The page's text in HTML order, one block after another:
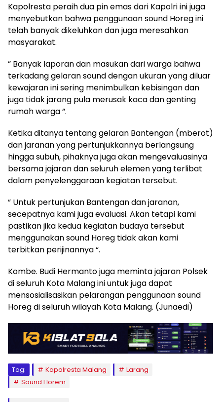
Kapolresta peraih dua pin emas dari Kapolri ini juga
menyebutkan bahwa penggunaan sound Horeg ini
telah banyak dikeluhkan dan juga meresahkan
masyarakat.
” Banyak laporan dan masukan dari warga bahwa
terkadang gelaran sound dengan ukuran yang diluar
kewajaran ini sering menimbulkan kebisingan dan
juga tidak jarang pula merusak kaca dan genting
rumah warga “.
Ketika ditanya tentang gelaran Bantengan (mberot)
dan jaranan yang pertunjukkannya berlangsung
hingga subuh, pihaknya juga akan mengevaluasinya
bersama jajaran dan seluruh elemen yang terlibat
dalam penyelenggaraan kegiatan tersebut.
” Untuk pertunjukan Bantengan dan jaranan,
secepatnya kami juga evaluasi. Akan tetapi kami
pastikan jika kedua kegiatan budaya tersebut
menggunakan sound Horeg tidak akan kami
terbitkan perijinannya “.
Kombe. Budi Hermanto juga meminta jajaran Polsek
di seluruh Kota Malang ini untuk juga dapat
mensosialisasikan pelarangan penggunaan sound
Horeg di seluruh wilayah Kota Malang. (Junaedi)
Tag: Kapolresta Malang
Larang
Sound Horem